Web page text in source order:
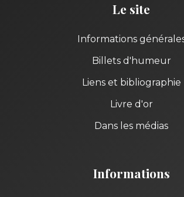
Le site
Informations
Billets d'humeur
Liens et bibliographie
Livre d'or
Dans les médias
Informations